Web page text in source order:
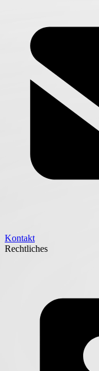
Kontakt
Rechtliches